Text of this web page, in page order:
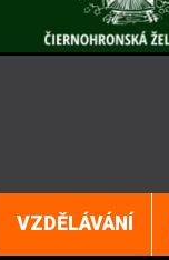
VZDĚLÁVÁNÍ